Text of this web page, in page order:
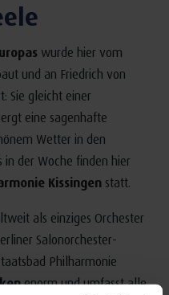
wurde hier vom
und an Friedrich von
Sie gleicht einer
eine sagenhafte
Wetter in den
in der Woche finden hier
Kissingenstatt.
als einziges Orchester
Salonorchester-
Philharmonie
enorm und umfasst alle